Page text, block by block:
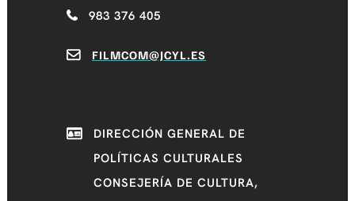
983 376 405
FILMCOM@JCYL.ES
DIRECCIÓN GENERAL DE
POLÍTICAS CULTURALES
CONSEJERÍA DE CULTURA,